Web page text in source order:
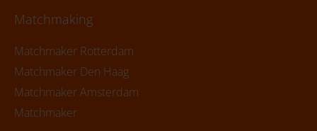
Matchmaking
Matchmaker Rotterdam
Matchmaker Den Haag
Matchmaker Amsterdam
Matchmaker